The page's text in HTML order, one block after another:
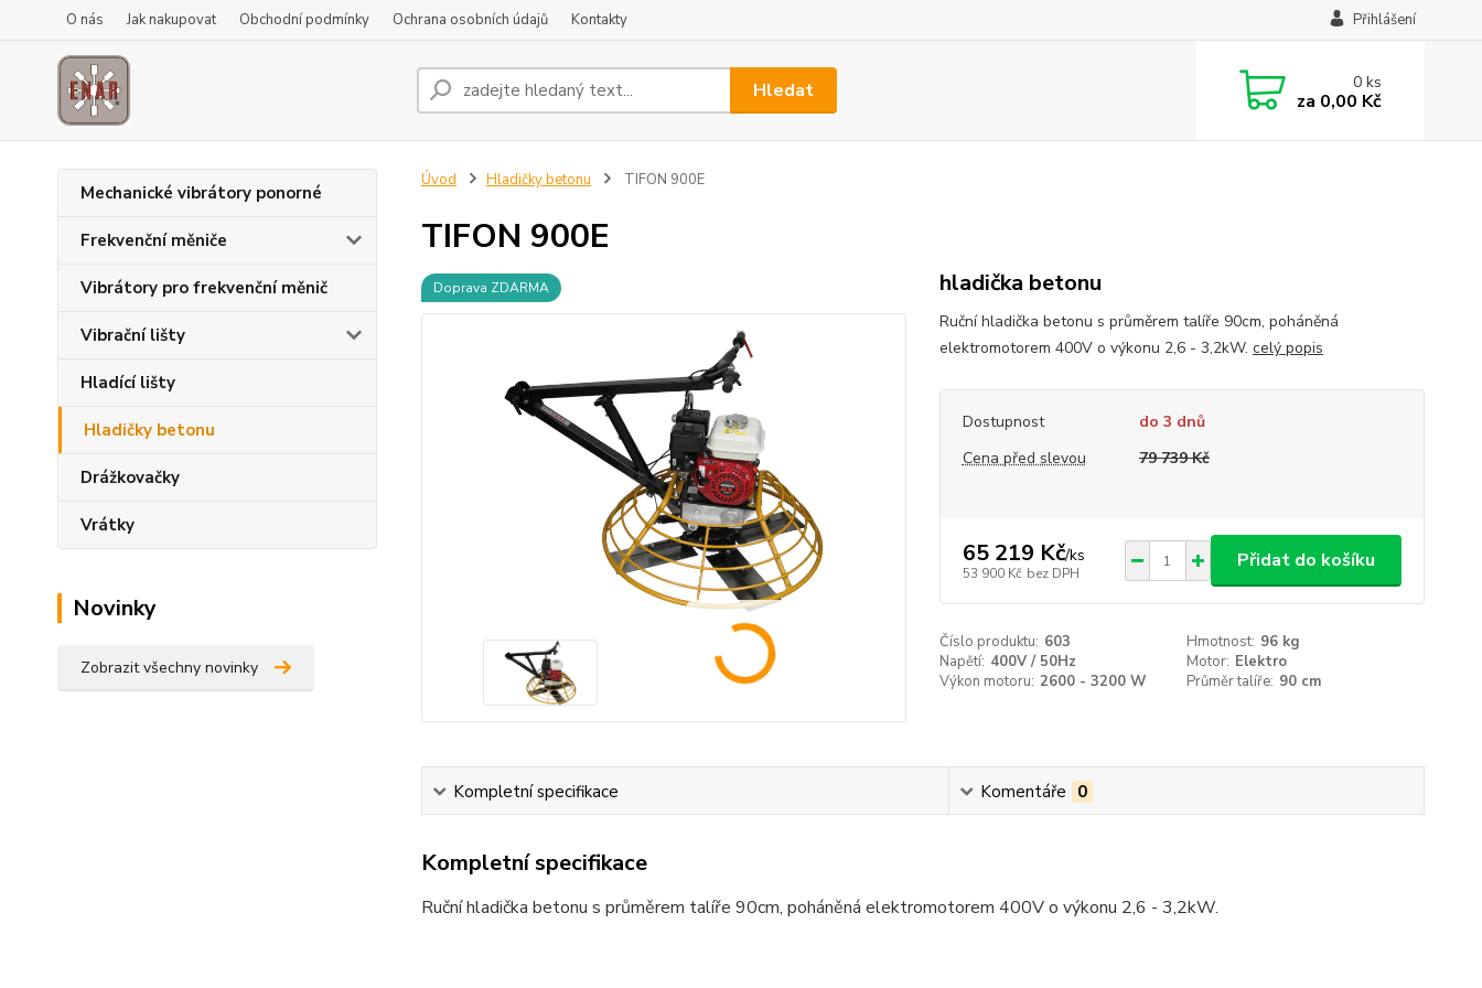
O nás Jak nakupovat Obchodní podmínky Ochrana osobních údajů Kontakty Přihlášení
Hledat 0ks
za 0,00 Kč
Mechanické vibrátory ponorné
Frekvenční měniče
Vibrátory pro frekvenční měnič
Vibrační lišty
Hladící lišty
Hladičky betonu
Drážkovačky
Vrátky
Novinky
Zobrazit všechny novinky
Úvod Hladičky betonu TIFON 900E
TIFON 900E
Doprava ZDARMA hladička betonu
Ruční hladička betonu s průměrem talíře 90cm, poháněná
elektromotorem 400V o výkonu 2,6 - 3,2kW. celý popis
Dostupnost
do 3 dnů
Cena před slevou
79 739 Kč
65 219 Kč/ks
53 900 Kč bez DPH
Přidat do košíku
Číslo produktu: 603 Hmotnost: 96 kg
Napětí: 400V / 50Hz Motor: Elektro
Výkon motoru: 2600 - 3200 W Průměr talíře: 90 cm
Kompletní specifikace Komentáře 0
Kompletní specifikace
Ruční hladička betonu s průměrem talíře 90cm, poháněná elektromotorem 400V o výkonu 2,6 - 3,2kW.